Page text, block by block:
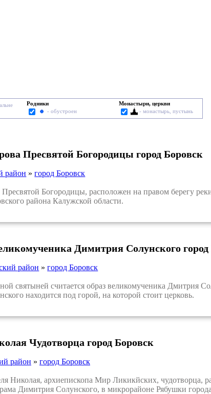
Родники
- обустроен
Монастыри, церкви
- монастырь, пустынь
Пресвятой Богородицы город Боровск
район »город Боровск
Богородицы, расположен на правом берегу
района Калужской области.
Димитрия Солунского город
район »город Боровск
святыней считается образ великомученика Дмитрия
находится под горой, на которой стоит церковь.
Чудотворца город Боровск
район » город Боровск
Николая, архиепископа Мир Ликикйских, чудотворца,
Димитрия Солунского, в микрорайоне Рябушки